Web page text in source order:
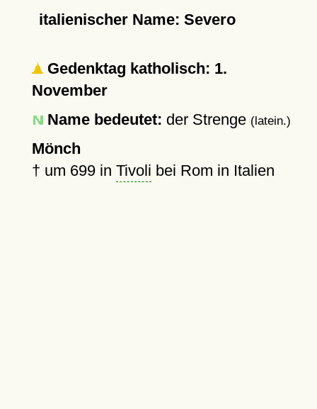
italienischer Name: Severo
Gedenktag katholisch: 1.
November
Name bedeutet: der Strenge (latein.)
Mönch
† um 699in Tivoli bei Rom in Italien